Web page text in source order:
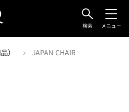
検索 メニュー
） JAPAN CHAIR